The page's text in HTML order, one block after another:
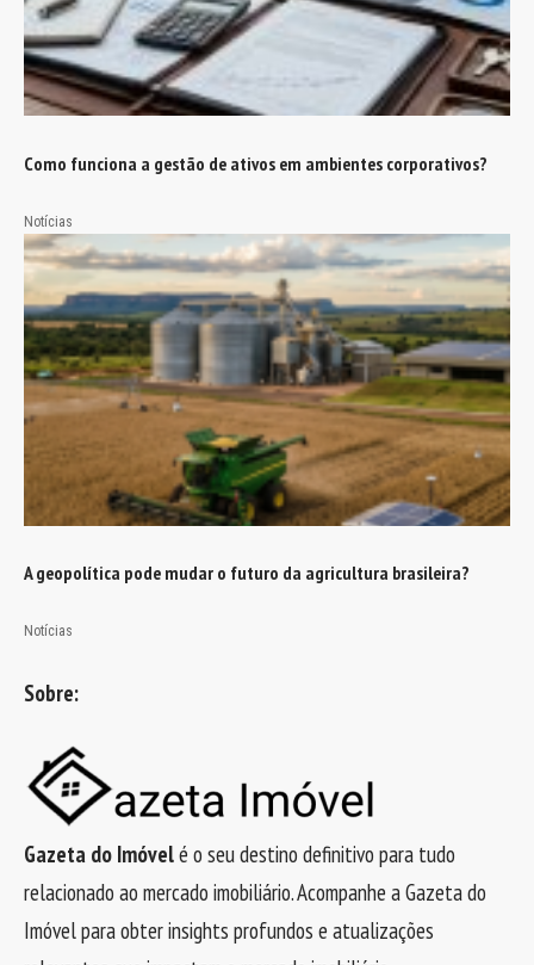
Como funciona a gestão de ativos em ambientes corporativos?
Notícias
A geopolítica pode mudar o futuro da agricultura brasileira?
Notícias
Sobre:
Gazeta do Imóvelé o seu destino definitivo para tudo
relacionado ao mercado imobiliário. Acompanhe a Gazeta do
Imóvel para obter insights profundos e atualizações